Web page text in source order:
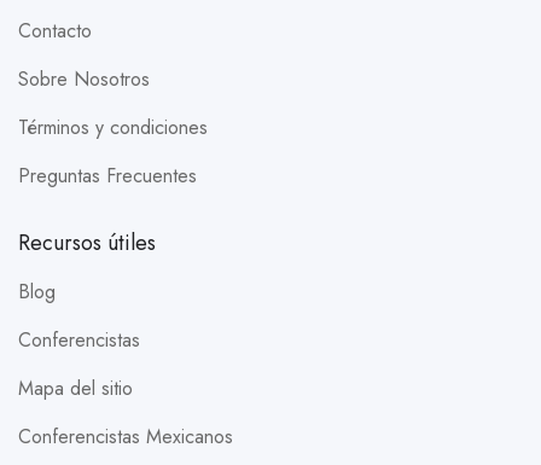
Contacto
Sobre Nosotros
Términos y condiciones
Preguntas Frecuentes
Recursos útiles
Blog
Conferencistas
Mapa del sitio
Conferencistas Mexicanos